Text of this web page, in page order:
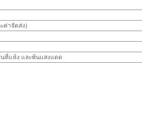
ค่าจัดส่ง)
ที่แห้ง และพ้นแสงแดด